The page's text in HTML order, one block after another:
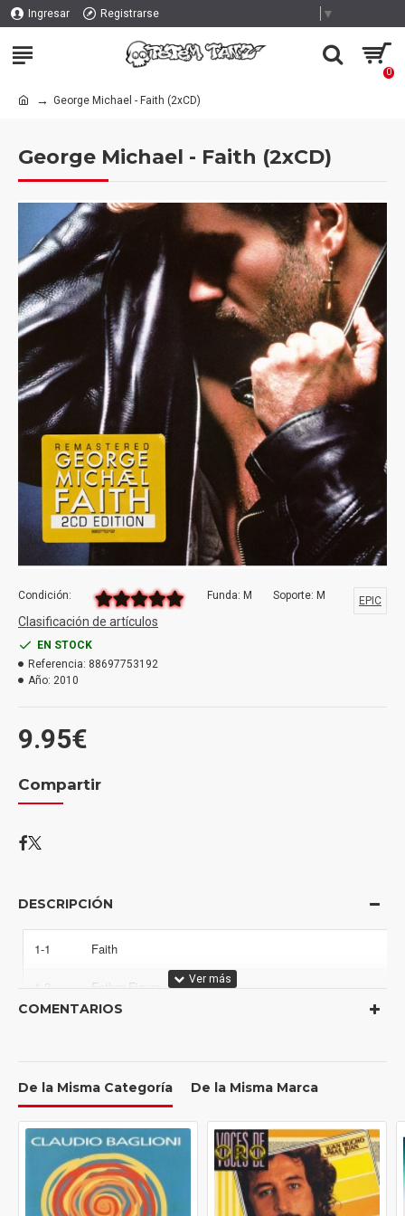
Ingresar Registrarse ▼
0
George Michael - Faith (2xCD)
George Michael - Faith (2xCD)
9.95€
Condición: Funda: M Soporte: M
Clasificación de artículos
EN STOCK
Referencia: 88697753192
Año: 2010
EPIC
Compartir
DESCRIPCIÓN
1-1 Faith
Father Figure
1-5 Hard Day
1-6 Hand To Mouth
1-7 Look At Your Hands
COMENTARIOS
De la Misma Categoría De la Misma Marca